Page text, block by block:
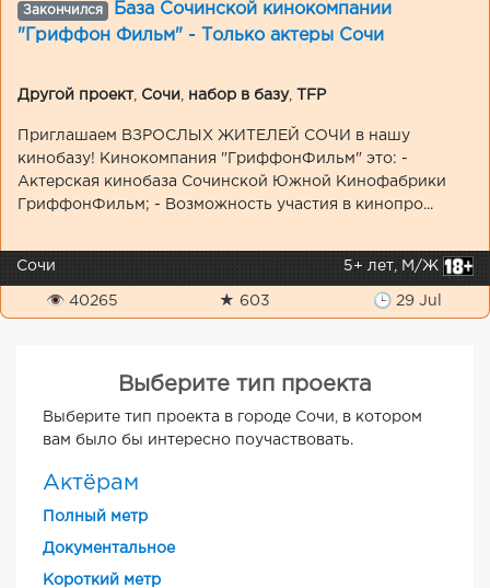
Закончился
База Сочинской кинокомпании
"Гриффон Фильм" - Только актеры Сочи
Другой проект, Сочи набор в базу, TFP
Приглашаем ВЗРОСЛЫХ ЖИТЕЛЕЙ СОЧИ в нашу
кинобазу! Кинокомпания "ГриффонФильм" это: -
Актерская кинобаза Сочинской Южной Кинофабрики
ГриффонФильм; - Возможность участия в кинопро...
Сочи 5+ лет, М/Ж
👁 40265 ★ 603 🕒 29 Jul
Выберите тип проекта
Выберите тип проекта в городе Сочи, в котором
вам было бы интересно поучаствовать.
Актёрам
Полный метр
Документальное
Короткий метр